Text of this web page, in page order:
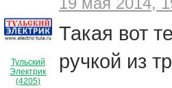
Тульский
Электрик
(4205)
Такая вот
ручкой из